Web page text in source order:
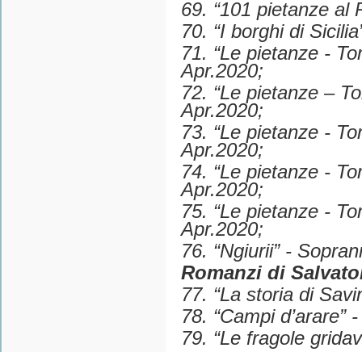
69. “101 pietanze al
70. “I borghi di
71. “Le pietanze -
Apr.2020;
72. “Le pietanze –
Apr.2020;
73. “Le pietanze -
Apr.2020;
74. “Le pietanze -
Apr.2020;
75. “Le pietanze -
Apr.2020;
76. “Ngiurii” -
Romanzi di
77. “La storia di
78. “Campi d’arare”
79. “Le fragole